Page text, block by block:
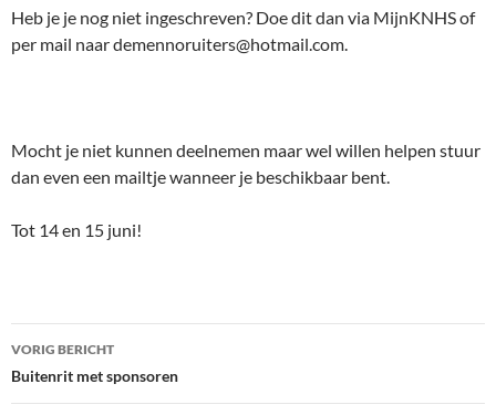
Heb je je nog niet ingeschreven? Doe dit dan via MijnKNHS of
per mail naar demennoruiters@hotmail.com.
Mocht je niet kunnen deelnemen maar wel willen helpen stuur
dan even een mailtje wanneer je beschikbaar bent.
Tot 14 en 15 juni!
Bericht
navigatie
VORIG BERICHT
Buitenrit met sponsoren